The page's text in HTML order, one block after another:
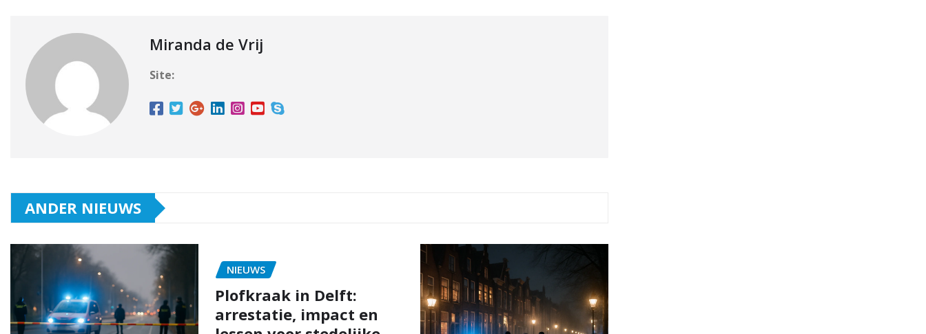
Miranda de Vrij
Site:
ANDER NIEUWS
NIEUWS
Plofkraak in Delft:
arrestatie, impact en